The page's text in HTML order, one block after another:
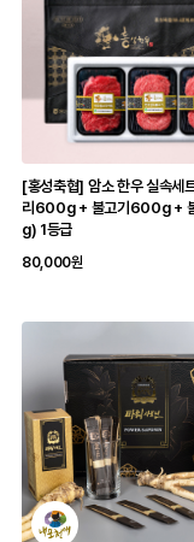
[홍성축협] 암소 한우 실속세
리600g + 불고기600g +
g) 1등급
80,000원